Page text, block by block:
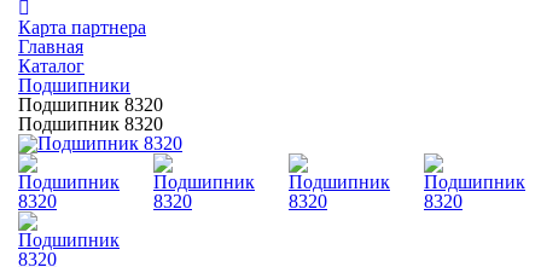
Карта партнера
Главная
Каталог
Подшипники
Подшипник 8320
Подшипник 8320